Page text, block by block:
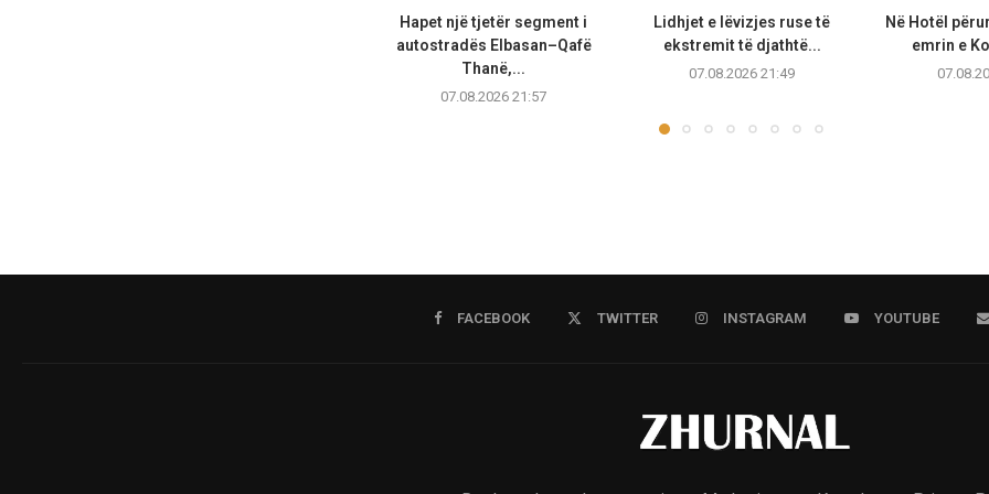
Hapet një tjetër segment i
autostradës Elbasan–Qafë
Thanë,...
07.08.2026 21:57
Lidhjet e lëvizjes ruse të
ekstremit të djathtë...
07.08.2026 21:49
Në Hotël
emrin e
FACEBOOK TWITTER INSTAGRAM YOUTUBE